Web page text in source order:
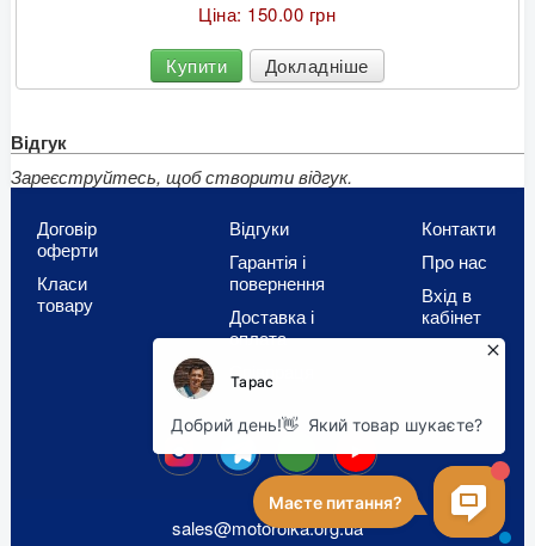
Ціна: 150.00 грн
Купити Докладніше
Відгук
Зареєструйтесь, щоб створити відгук.
Договір
оферти
Класи
товару
Відгуки
Гарантія і
повернення
Доставка і
оплата
Співпраця
Контакти
Про нас
Вхід в
кабінет
sales@motorolka.org.ua